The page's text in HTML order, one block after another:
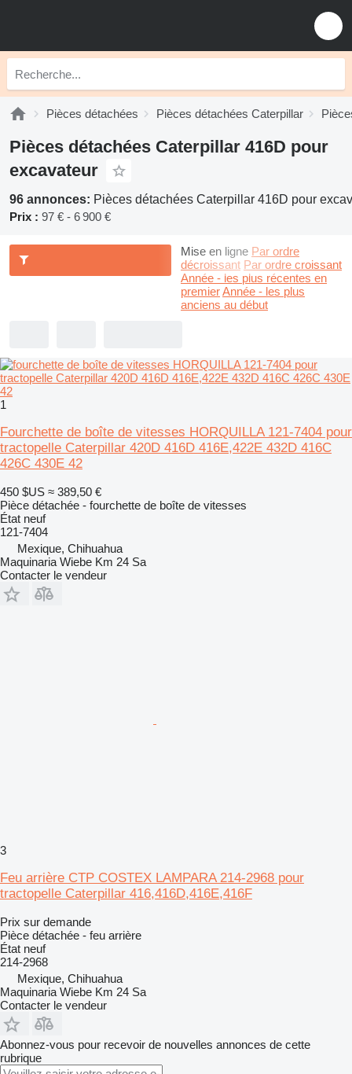
Pièces détachées Pièces détachées Caterpillar
Pièces détachées Caterpillar 416D pour
excavateur
96 annonces: Pièces détachées Caterpillar 416D pour
Prix : 97 € - 6 900 €
Mise en ligne Par ordre
décroissant Par ordre croissant
Année - les plus récentes en
premierAnnée - les plus
anciens au début
1
Fourchette de boîte de vitesses HORQUILLA 121-7404 pour
tractopelle Caterpillar 420D 416D 416E,422E 432D 416C
426C 430E 42
450 $US ≈ 389,50 €
Pièce détachée - fourchette de boîte de vitesses
État neuf
121-7404
Mexique, Chihuahua
Maquinaria Wiebe Km 24 Sa
Contacter le vendeur
3
Feu arrière CTP COSTEX LAMPARA 214-2968 pour
tractopelle Caterpillar 416,416D,416E,416F
Prix sur demande
Pièce détachée - feu arrière
État neuf
214-2968
Mexique, Chihuahua
Maquinaria Wiebe Km 24 Sa
Contacter le vendeur
Abonnez-vous pour recevoir de nouvelles annonces de cette
rubrique